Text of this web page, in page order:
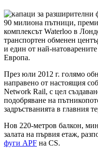
90 милиона пътници,
комплексът Waterloo в
транспортен обменен
и един от най-
Европа.
През юли 2012 г. голямо
направено от настоящия
Network Rail, с цел
подобряване на
задръстванията в главния
Нов 220-метров балкон,
залата на първия етаж,
фуги APF на CS.